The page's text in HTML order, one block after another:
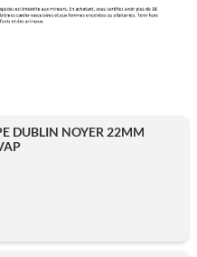
DUBLIN NOYER 22MM